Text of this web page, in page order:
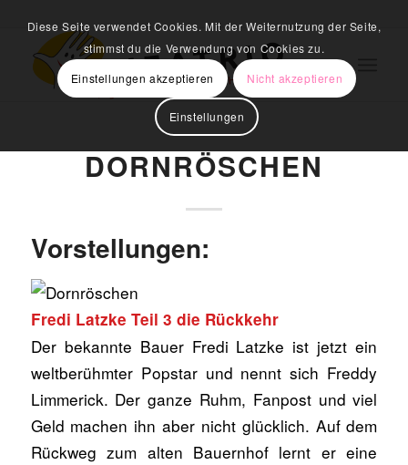
DORNRÖSCHEN
Vorstellungen:
Fredi Latzke Teil 3 die Rückkehr
Der bekannte Bauer Fredi Latzke ist jetzt ein
weltberühmter Popstar und nennt sich Freddy
Limmerick. Der ganze Ruhm, Fanpost und viel
Geld machen ihn aber nicht glücklich. Auf dem
Rückweg zum alten Bauernhof lernt er eine
Diese Seite verwendet Cookies. Mit der Weiternutzung der Seite,
stimmst du die Verwendung von Cookies zu.
Einstellungen akzeptieren
Nicht akzeptieren
Einstellungen